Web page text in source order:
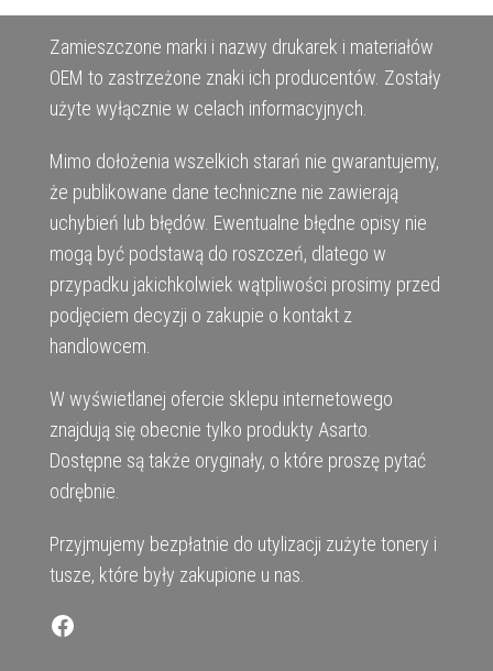
Zamieszczone marki i nazwy drukarek i materiałów
OEM to zastrzeżone znaki ich producentów. Zostały
użyte wyłącznie w celach informacyjnych.
Mimo dołożenia wszelkich starań nie gwarantujemy,
że publikowane dane techniczne nie zawierają
uchybień lub błędów. Ewentualne błędne opisy nie
mogą być podstawą do roszczeń, dlatego w
przypadku jakichkolwiek wątpliwości prosimy przed
podjęciem decyzji o zakupie o kontakt z
handlowcem.
W wyświetlanej ofercie sklepu internetowego
znajdują się obecnie tylko produkty Asarto.
Dostępne są także oryginały, o które proszę pytać
odrębnie.
Przyjmujemy bezpłatnie do utylizacji zużyte tonery i
tusze, które były zakupione u nas.
Facebook